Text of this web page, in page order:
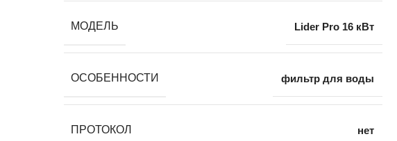
МОДЕЛЬ Lider Pro 16 кВт
ОСОБЕННОСТИ фильтр для воды
ПРОТОКОЛ нет